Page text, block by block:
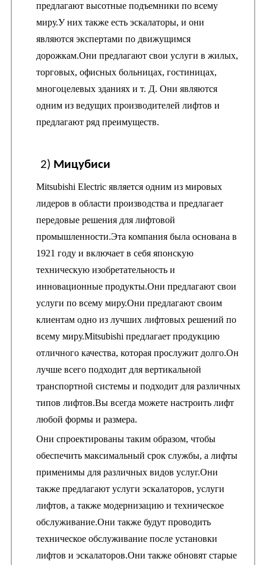
предлагают высотные подъемники по всему
миру.У них также есть эскалаторы, и они
являются экспертами по движущимся
дорожкам.Они предлагают свои услуги в жилых,
торговых, офисных больницах, гостиницах,
многоцелевых зданиях и т. Д. Они являются
одним из ведущих производителей лифтов и
предлагают ряд преимуществ.
2) Мицубиси
Mitsubishi Electric является одним из мировых
лидеров в области производства и предлагает
передовые решения для лифтовой
промышленности.Эта компания была основана в
1921 году и включает в себя японскую
техническую изобретательность и
инновационные продукты.Они предлагают свои
услуги по всему миру.Они предлагают своим
клиентам одно из лучших лифтовых решений по
всему миру.Mitsubishi предлагает продукцию
отличного качества, которая прослужит долго.Он
лучше всего подходит для вертикальной
транспортной системы и подходит для различных
типов лифтов.Вы всегда можете настроить лифт
любой формы и размера.
Они спроектированы таким образом, чтобы
обеспечить максимальный срок службы, а лифты
применимы для различных видов услуг.Они
также предлагают услуги эскалаторов, услуги
лифтов, а также модернизацию и техническое
обслуживание.Они также будут проводить
техническое обслуживание после установки
лифтов и эскалаторов.Они также обновят старые